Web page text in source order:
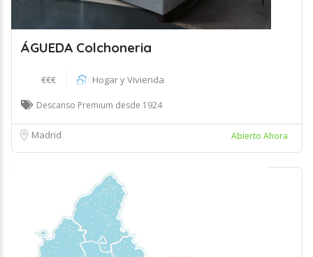
ÁGUEDA Colchoneria
€€€ Hogar y Vivienda
Descanso Premium desde 1924
Madrid Abierto Ahora